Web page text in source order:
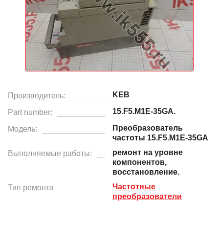
Производитель: KEB
Part number: 15.F5.M1E-35GA.
Модель:
Преобразователь
частоты 15.F5.M1E-35GA
Выполняемые работы:
ремонт на уровне
компонентов,
восстановление.
Тип ремонта
Частотные
преобразователи